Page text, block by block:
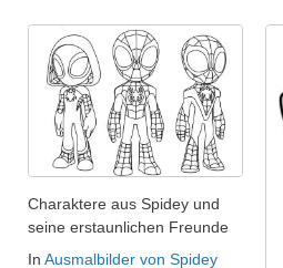
Charaktere aus Spidey und
seine erstaunlichen Freunde
In Ausmalbilder von Spidey